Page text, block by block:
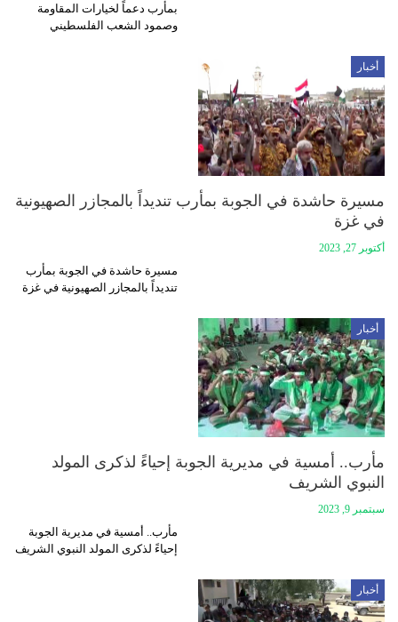
بمأرب دعماً لخيارات المقاومة
وصمود الشعب الفلسطيني
أخبار
مسيرة حاشدة في الجوبة بمأرب تنديداً بالمجازر الصهيونية
في غزة
أكتوبر 27, 2023
مسيرة حاشدة في الجوبة بمأرب
تنديداً بالمجازر الصهيونية في غزة
أخبار
مأرب.. أمسية في مديرية الجوبة إحياءً لذكرى المولد
النبوي الشريف
سبتمبر 9, 2023
مأرب.. أمسية في مديرية الجوبة
إحياءً لذكرى المولد النبوي الشريف
أخبار